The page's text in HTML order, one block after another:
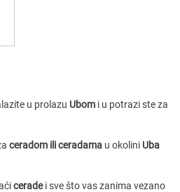
u prolazu Ubom i u potrazi ste za
ceradom ili ceradama u okolini Uba
ceradei sve što vas zanima vezano